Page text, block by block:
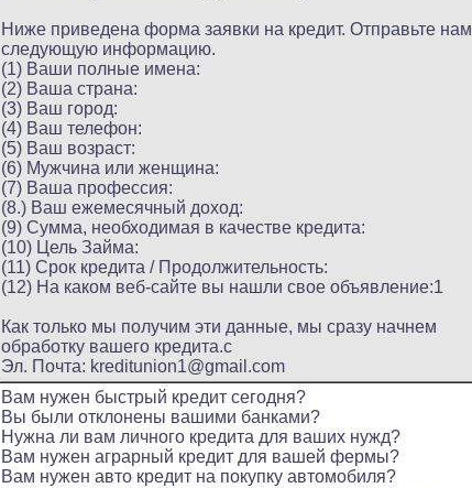
Ниже приведена форма заявки на кредит. Отправьте нам
следующую информацию.
(1) Ваши полные имена:
(2) Ваша страна:
(3) Ваш город:
(4) Ваш телефон:
(5) Ваш возраст:
(6) Мужчина или женщина:
(7) Ваша профессия:
(8.) Ваш ежемесячный доход:
(9) Сумма, необходимая в качестве кредита:
(10) Цель Займа:
(11) Срок кредита / Продолжительность:
(12) На каком веб-сайте вы нашли свое объявление:1
Как только мы получим эти данные, мы сразу начнем
обработку вашего кредита.c
Эл. Почта: kreditunion1@gmail.com
Вам нужен быстрый кредит сегодня?
Вы были отклонены вашими банками?
Нужна ли вам личного кредита для ваших нужд?
Вам нужен аграрный кредит для вашей фермы?
Вам нужен авто кредит на покупку автомобиля?